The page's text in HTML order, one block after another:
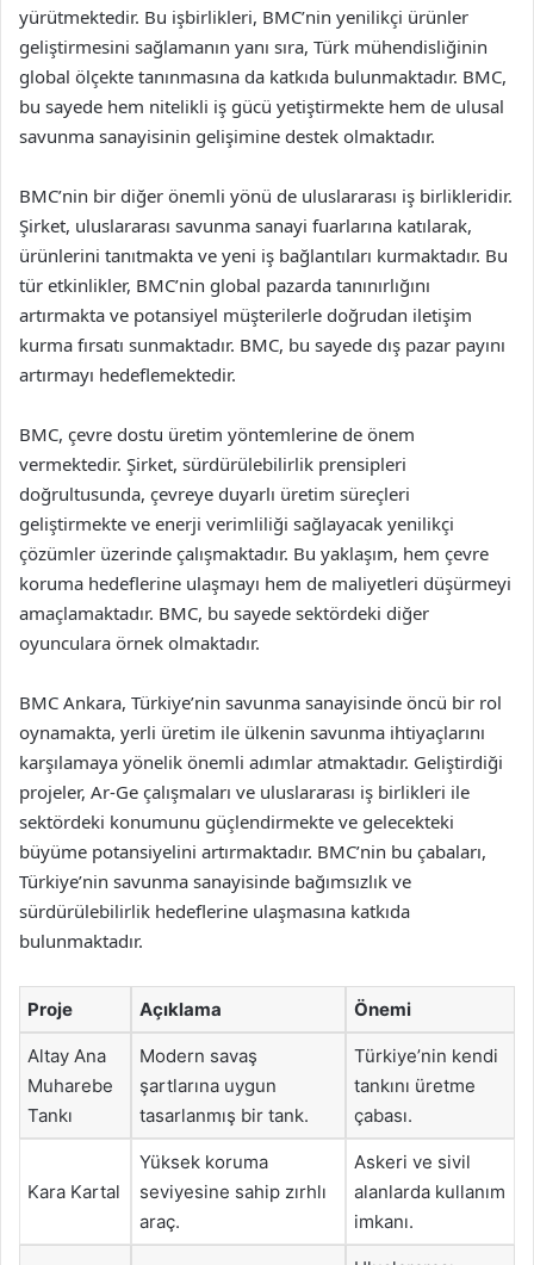
yürütmektedir. Bu işbirlikleri, BMC’nin yenilikçi ürünler
geliştirmesini sağlamanın yanı sıra, Türk mühendisliğinin
global ölçekte tanınmasına da katkıda bulunmaktadır. BMC,
bu sayede hem nitelikli iş gücü yetiştirmekte hem de ulusal
savunma sanayisinin gelişimine destek olmaktadır.
BMC’nin bir diğer önemli yönü de uluslararası iş birlikleridir.
Şirket, uluslararası savunma sanayi fuarlarına katılarak,
ürünlerini tanıtmakta ve yeni iş bağlantıları kurmaktadır. Bu
tür etkinlikler, BMC’nin global pazarda tanınırlığını
artırmakta ve potansiyel müşterilerle doğrudan iletişim
kurma fırsatı sunmaktadır. BMC, bu sayede dış pazar payını
artırmayı hedeflemektedir.
BMC, çevre dostu üretim yöntemlerine de önem
vermektedir. Şirket, sürdürülebilirlik prensipleri
doğrultusunda, çevreye duyarlı üretim süreçleri
geliştirmekte ve enerji verimliliği sağlayacak yenilikçi
çözümler üzerinde çalışmaktadır. Bu yaklaşım, hem çevre
koruma hedeflerine ulaşmayı hem de maliyetleri düşürmeyi
amaçlamaktadır. BMC, bu sayede sektördeki diğer
oyunculara örnek olmaktadır.
BMC Ankara, Türkiye’nin savunma sanayisinde öncü bir rol
oynamakta, yerli üretim ile ülkenin savunma ihtiyaçlarını
karşılamaya yönelik önemli adımlar atmaktadır. Geliştirdiği
projeler, Ar-Ge çalışmaları ve uluslararası iş birlikleri ile
sektördeki konumunu güçlendirmekte ve gelecekteki
büyüme potansiyelini artırmaktadır. BMC’nin bu çabaları,
Türkiye’nin savunma sanayisinde bağımsızlık ve
sürdürülebilirlik hedeflerine ulaşmasına katkıda
bulunmaktadır.
Proje Açıklama Önemi
Altay Ana
Muharebe
Tankı
Modern savaş
şartlarına uygun
tasarlanmış bir tank.
Türkiye’nin kendi
tankını üretme
çabası.
Kara Kartal
Yüksek koruma
seviyesine sahip zırhlı
araç.
Askeri ve sivil
alanlarda kullanım
imkanı.